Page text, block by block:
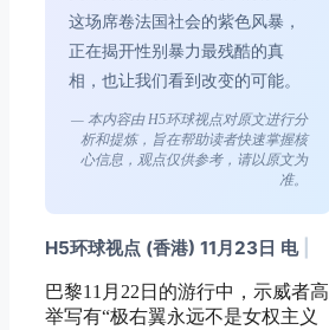
这场席卷法国社会的紫色风暴，
正在揭开性别暴力最残酷的真
相，也让我们看到改变的可能。
— 本内容由 H5环球视点对原文进行分
析和提炼，旨在帮助读者快速掌握核
心信息，观点仅供参考，请以原文为
准。
H5环球视点 (香港) 11月23日 电
巴黎11月22日的游行中，示威者高
举写有“极右翼永远不是女权主义